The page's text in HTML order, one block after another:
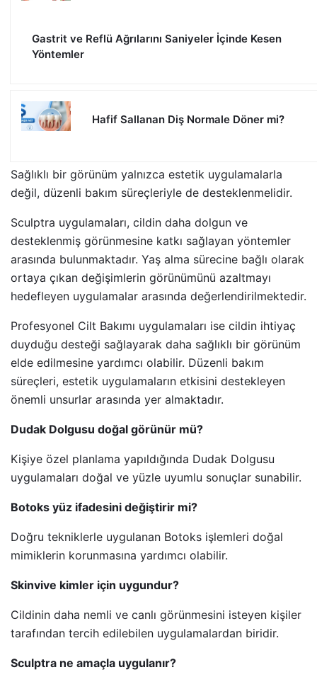
Gastrit ve Reflü Ağrılarını Saniyeler İçinde Kesen
Yöntemler
Hafif Sallanan Diş Normale Döner mi?
Sağlıklı bir görünüm yalnızca estetik uygulamalarla
değil, düzenli bakım süreçleriyle de desteklenmelidir.
Sculptra uygulamaları, cildin daha dolgun ve
desteklenmiş görünmesine katkı sağlayan yöntemler
arasında bulunmaktadır. Yaş alma sürecine bağlı olarak
ortaya çıkan değişimlerin görünümünü azaltmayı
hedefleyen uygulamalar arasında değerlendirilmektedir.
Profesyonel Cilt Bakımı uygulamaları ise cildin ihtiyaç
duyduğu desteği sağlayarak daha sağlıklı bir görünüm
elde edilmesine yardımcı olabilir. Düzenli bakım
süreçleri, estetik uygulamaların etkisini destekleyen
önemli unsurlar arasında yer almaktadır.
Dudak Dolgusu doğal görünür mü?
Kişiye özel planlama yapıldığında Dudak Dolgusu
uygulamaları doğal ve yüzle uyumlu sonuçlar sunabilir.
Botoks yüz ifadesini değiştirir mi?
Doğru tekniklerle uygulanan Botoks işlemleri doğal
mimiklerin korunmasına yardımcı olabilir.
Skinvive kimler için uygundur?
Cildinin daha nemli ve canlı görünmesini isteyen kişiler
tarafından tercih edilebilen uygulamalardan biridir.
Sculptra ne amaçla uygulanır?